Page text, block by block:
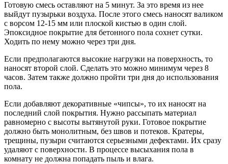
Готовую смесь оставляют на 5 минут. За это время из нее
выйдут пузырьки воздуха. После этого смесь наносят валиком
с ворсом 12-15 мм или плоской кистью в один слой.
Эпоксидное покрытие для бетонного пола сохнет сутки.
Ходить по нему можно через три дня.
Если предполагаются высокие нагрузки на поверхность, то
наносят второй слой. Сделать это можно минимум через 8
часов. Затем также должно пройти три дня до использования
пола.
Если добавляют декоративные «чипсы», то их наносят на
последний слой покрытия. Нужно рассыпать материал
равномерно с высоты вытянутой руки. Готовое покрытие
должно быть монолитным, без швов и потеков. Кратеры,
трещины, пузыри считаются серьезными дефектами. Их сразу
удаляют с поверхности. В процессе высыхания пола в
комнату не должна попадать пыль и влага.